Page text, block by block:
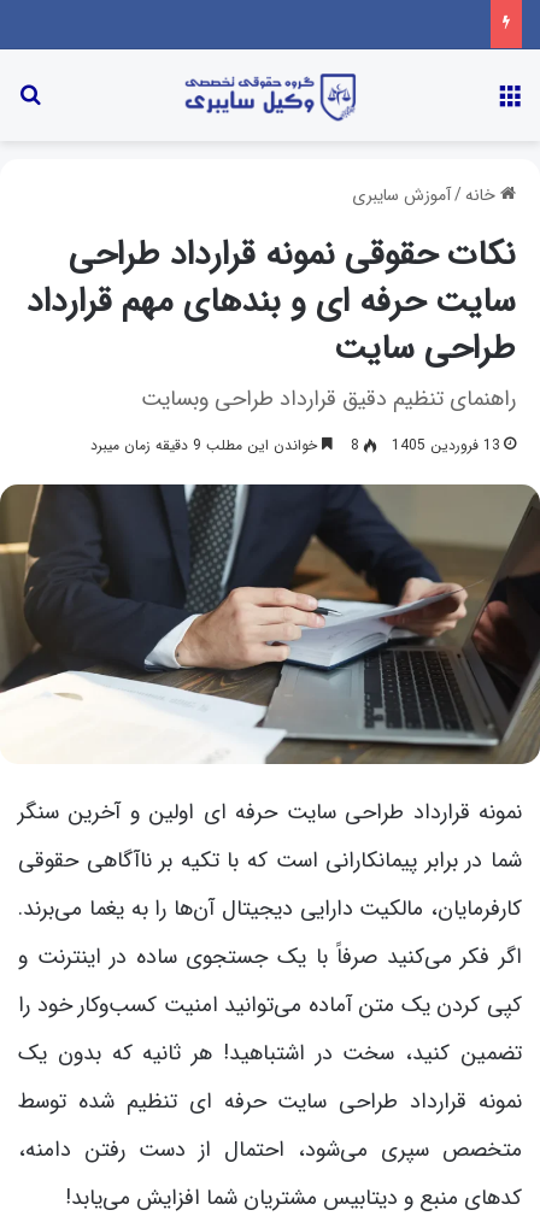
خانه/آموزش سایبری
نکات حقوقی نمونه قرارداد طراحی
سایت حرفه ای و بندهای مهم قرارداد
طراحی سایت
راهنمای تنظیم دقیق قرارداد طراحی وبسایت
13 فروردین 1405 8 خواندن این مطلب 9 دقیقه زمان میبرد
نمونه قرارداد طراحی سایت حرفه ای اولین و آخرین سنگر
شما در برابر پیمانکارانی است که با تکیه بر ناآگاهی حقوقی
کارفرمایان، مالکیت دارایی دیجیتال آن‌ها را به یغما می‌برند.
اگر فکر می‌کنید صرفاً با یک جستجوی ساده در اینترنت و
کپی کردن یک متن آماده می‌توانید امنیت کسب‌وکار خود را
تضمین کنید، سخت در اشتباهید! هر ثانیه که بدون یک
نمونه قرارداد طراحی سایت حرفه ای تنظیم شده توسط
متخصص سپری می‌شود، احتمال از دست رفتن دامنه،
کدهای منبع و دیتابیس مشتریان شما افزایش می‌یابد!